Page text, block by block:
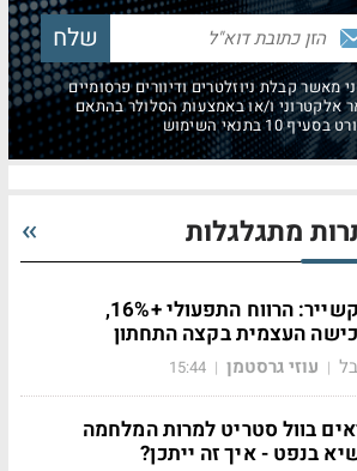
מאשר קבלת ניוזלטרים ודיוורים פרסומיים
אלקטרוני ו/או באמצעות הסלולר בהתאם
10 בתנאי השימוש
מתגלגלות
ברקשייר: הרווח התפעולי +16%,
העצמית בקצה התחתון
| עוזי גרסטמן |
15:44
בוול סטריט למרות המלחמה
בנפט - איך זה ייתכן?